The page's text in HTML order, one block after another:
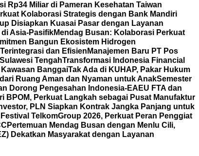
Rp34 Miliar di Pameran Kesehatan Taiwan
Kolaborasi Strategis dengan Bank Mandiri
Disiapkan Kuasai Pasar dengan Layanan
Asia-PasifikMendag Busan: Kolaborasi Perkuat
Bangun Ekosistem Hidrogen
dan Efisien Manajemen Baru PT Pos
TengahTransformasi Indonesia Financial
BanggaiTak Ada di KUHAP, Pakar Hukum
Ruang Aman dan Nyaman untuk AnakSemester
Dorong Pengesahan Indonesia-EAEU FTA dan
BPOM, Perkuat Langkah sebagai Pusat Manufaktur
PLN Siapkan Kontrak Jangka Panjang untuk
TelkomGroup 2026, Perkuat Peran Penggiat
Pertemuan Mendag Busan dengan Menlu Cili,
Dekatkan Masyarakat dengan Layanan